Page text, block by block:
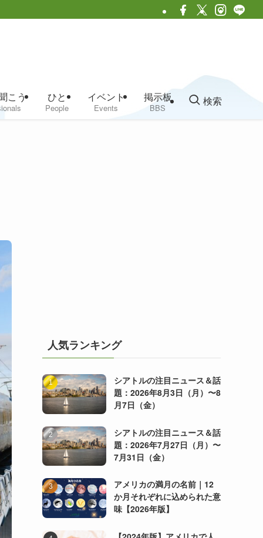
こう ひと
People
イベント
Events
掲示板
BBS
検索
人気ランキング
シアトルの注目ニュース＆話
題：2026年8月3日（月）〜8
月7日（金）
シアトルの注目ニュース＆話
題：2026年7月27日（月）〜
7月31日（金）
アメリカの満月の名前｜12
か月それぞれに込められた意
味【2026年版】